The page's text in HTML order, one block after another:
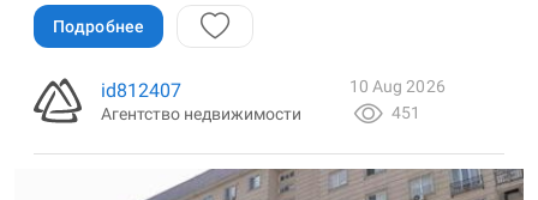
Подробнее
id812407
Агентство недвижимости
10 Aug 2026
451